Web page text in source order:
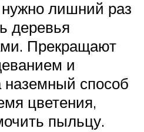
нужно лишний раз
деревья
Прекращают
и
наземный способ
цветения,
пыльцу.